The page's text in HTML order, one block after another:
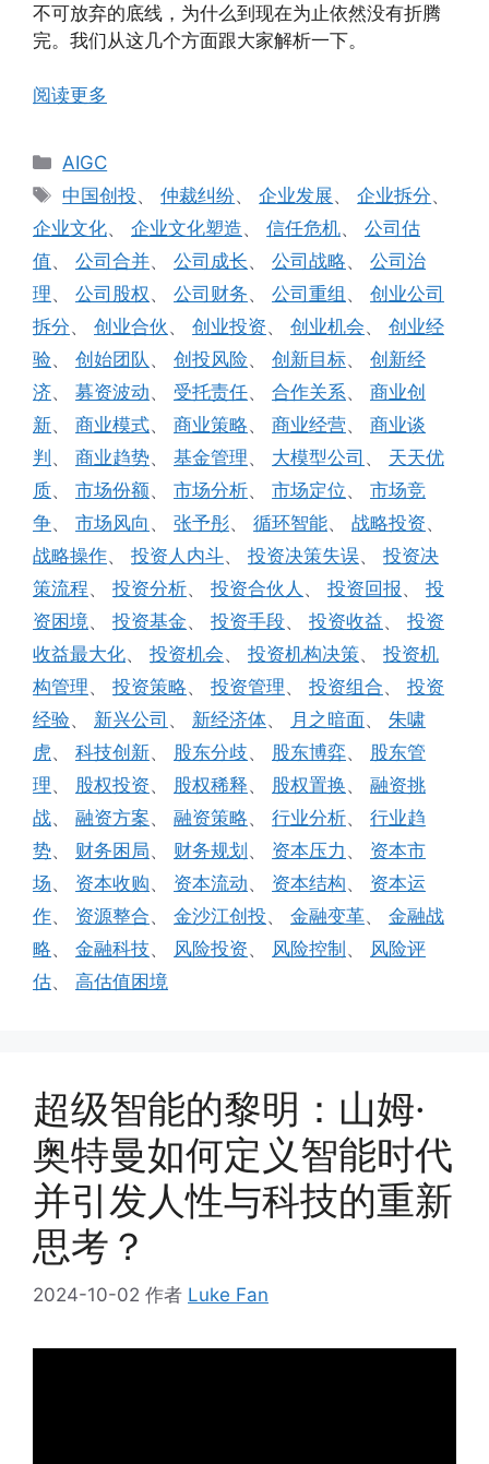
不可放弃的底线，为什么到现在为止依然没有折腾
完。我们从这几个方面跟大家解析一下。
阅读更多
分
类
AIGC
标
签
中国创投、仲裁纠纷、企业发展、企业拆分、
企业文化、 企业文化塑造、 信任危机、 公司估
值、 公司合并、 公司成长、 公司战略、 公司治
理、 公司股权 、 公司财务、 公司重组 、 创业公司
拆分、 创业合伙 、 创业投资、 创业机会、 创业经
验、 创始团队 、 创投风险、 创新目标、 创新经
济、 募资波动、 受托责任、 合作关系、 商业创
新、 商业模式、 商业策略、 商业经营、 商业谈
判 、 商业趋势、 基金管理、 大模型公司 、 天天优
质、 市场份额、 市场分析、 市场定位、 市场竞
争、 市场风向 、 张予彤、 循环智能、 战略投资、
战略操作、 投资人内斗、 投资决策失误、 投资决
策流程、 投资分析、 投资合伙人 、 投资回报、 投
资困境、 投资基金、 投资手段、 投资收益、 投资
收益最大化、 投资机会、 投资机构决策、 投资机
构管理、 投资策略、 投资管理、 投资组合、 投资
经验、 新兴公司 、 新经济体、 月之暗面、 朱啸
虎、 科技创新、 股东分歧、 股东博弈、 股东管
理、 股权投资、 股权稀释、 股权置换、 融资挑
战、 融资方案、 融资策略、 行业分析、 行业趋
势、 财务困局、 财务规划 、 资本压力 、 资本市
场、 资本收购、 资本流动、 资本结构、 资本运
作、 资源整合、 金沙江创投、 金融变革、 金融战
略、 金融科技、 风险投资、 风险控制 、 风险评
估、 高估值困境
超级智能的黎明：山姆·
奥特曼如何定义智能时代
并引发人性与科技的重新
思考？
2024-10-02 作者 Luke Fan